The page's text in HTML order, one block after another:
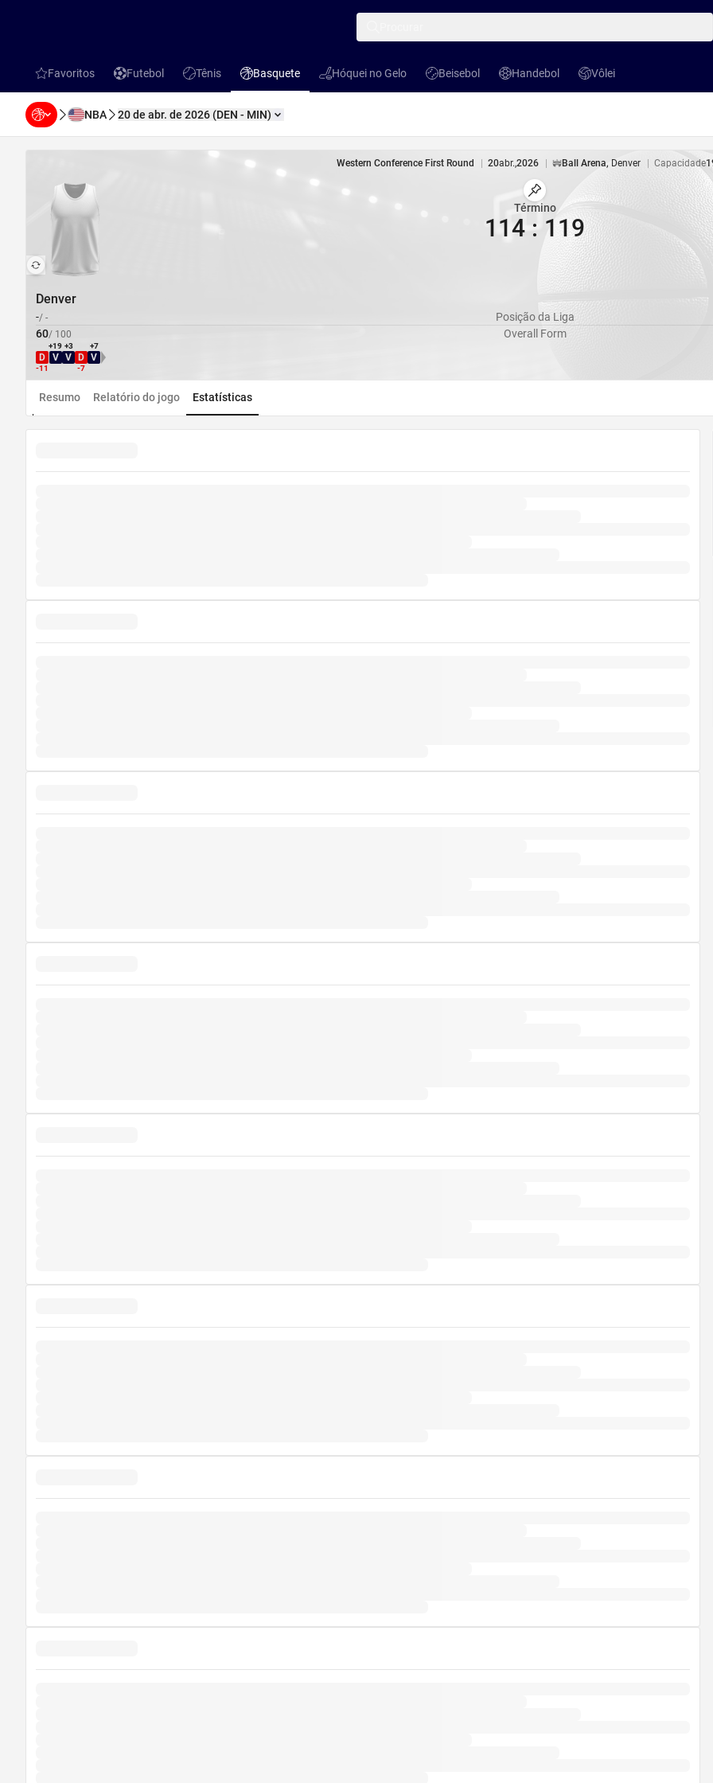
favorites
Favoritos
Futebol
Futebol
Tênis
Tênis
Basquete
Basquete
Hóquei no Gelo
Hóquei no Gelo
Beisebol
Beisebol
Handebol
Handebol
Vôlei
Vôlei
NBA 20 de abr. de 2026 (DEN - MIN) Mudança H2H
Western Conference First Round 20abr.,2026 Estádio
Ball Arena, Denver Capacidade
Denver
Marcar Partida
Término
114 : 119
-/ - Posição da Liga
60/ 100 Overall Form
D
-11
+19
V
+3
V D
-7
+7
V
Direção WDL
Resumo Relatório do jogo Estatísticas